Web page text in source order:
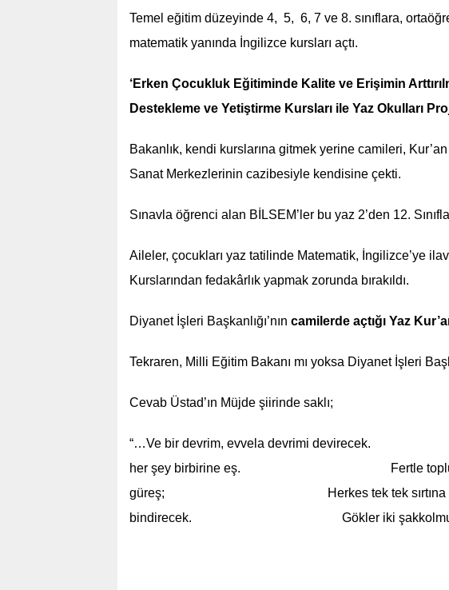
Temel eğitim düzeyinde 4, 5, 6, 7 ve 8. sınıflara,
matematik yanında İngilizce kursları açtı.
‘Erken Çocukluk Eğitiminde Kalite ve Erişimin
Destekleme ve Yetiştirme Kursları ile Yaz Okulları
Bakanlık, kendi kurslarına gitmek yerine camileri,
Sanat Merkezlerinin cazibesiyle kendisine çekti.
Sınavla öğrenci alan BİLSEM’ler bu yaz 2’den 12.
Aileler, çocukları yaz tatilinde Matematik, İngilizce’ye
Kurslarından fedakârlık yapmak zorunda bırakıldı.
Diyanet İşleri Başkanlığı’nın camilerde açtığı Yaz
Tekraren, Milli Eğitim Bakanı mı yoksa Diyanet İşleri
Cevab Üstad’ın Müjde şiirinde saklı;
“…Ve bir devrim, evvela devrimi
her şey birbirine eş. Fertle toplum
güreş; Herkes tek tek sırtına
bindirecek. Gökler iki şakkolmuş